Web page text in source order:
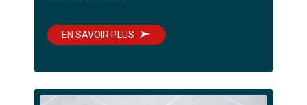
EN SAVOIR PLUS